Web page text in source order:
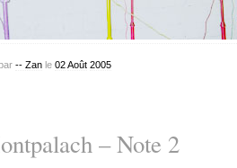
-- Zanle 02 Août 2005
– Note 2